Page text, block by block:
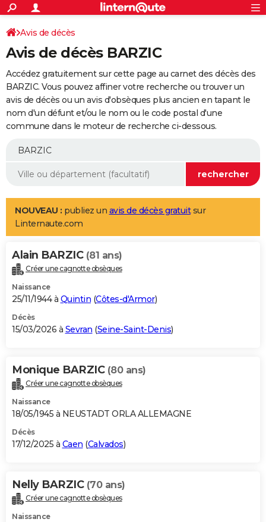
ACTUALITÉS
Politique
Société
Faits Divers
Education
Monde
Villes
+
SPORT
Coupe du monde 2026
Football
Tennis
Cyclisme
Rugby
Forum
Programme TV
TNT
Streaming
Cinéma
Sorties cinéma
Musique
+
FINANCE
Retraite
Epargne
Immobilier
Risques naturels par ville
Banque
Assurance
AUTO
Essais
Réserver un essai
Citadines
Berlines
SUV
Forum auto
+
Mobiles
Meilleur smartphone
Internet
Ordinateurs
Jeux vidéo
Guide high-tech
Aménagement intérieur
LIFESTYLE
Art de vivre
Bien-être
Loisirs
Mode
Modes de vie
Alimentation
Guide de la santé
Maladies
Médicaments
Sommeil
VOYAGE
Destinations
City break
Voyage nature
Voyage de noces
Forum
Climat
+PHOTO
GUIDES D'ACHAT
BONS PLANS
Carte de Noël
Carte Bonne année
Carte Saint-Valentin
Carte Pâques
Carte d'anniversaire
DICTIONNAIRE
Dictionnaire
Biographies
Citations
Expressions
Proverbes
PROGRAMME TV
S'inscrire
Se connecter
Lycées
Collèges
Primaires
Universités
Entreprises
Service militaire
Avis de recherche
AVIS DE DÉCÈS
Bricolage
Lifestyle
Culture
Sport
Auto
Television
Voyage
Cinema
Avis de décès
Avis de décès BARZIC
Accédez gratuitement sur cette page au carnet des décès des
BARZIC. Vous pouvez affiner votre recherche ou trouver un
avis de décès ou un avis d'obsèques plus ancien en tapant le
nom d'un défunt et/ou le nom ou le code postal d'une
commune dans le moteur de recherche ci-dessous.
NOUVEAU : publiez un avis de décès gratuitsur
Linternaute.com
Alain BARZIC (81 ans)
Créer une cagnotte obsèques
Naissance
25/11/1944 à Quintin (Côtes-d'Armor)
Décès
15/03/2026 à Sevran (Seine-Saint-Denis)
Monique BARZIC (80 ans)
Créer une cagnotte obsèques
Naissance
18/05/1945 à NEUSTADT ORLA ALLEMAGNE
Décès
17/12/2025 à Caen (Calvados)
Nelly BARZIC (70 ans)
Créer une cagnotte obsèques
Naissance